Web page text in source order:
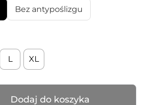
Bez antypoślizgu
L XL
Dodaj do koszyka